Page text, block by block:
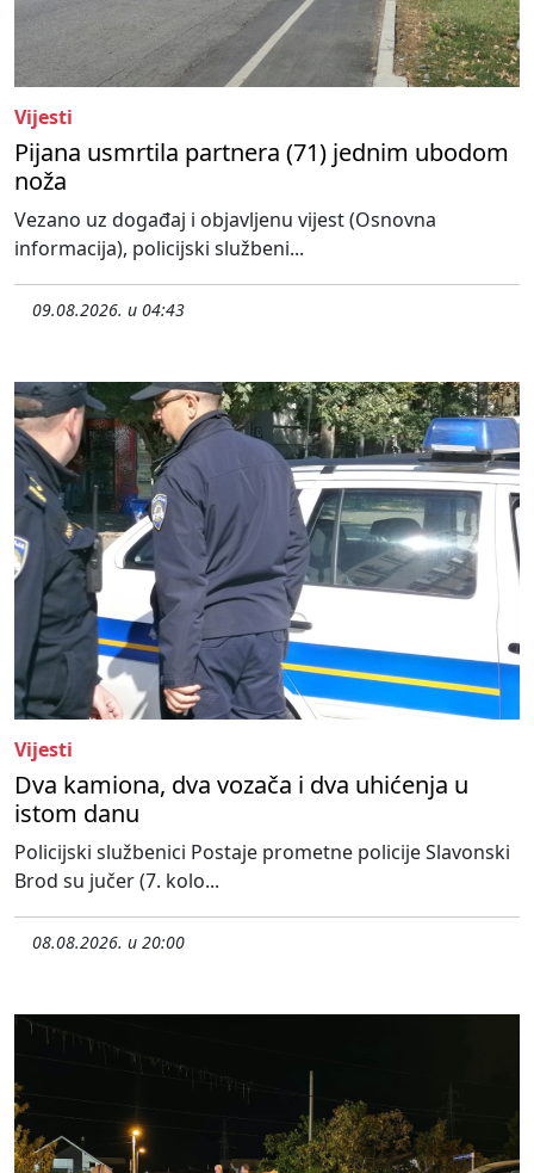
Vijesti
Pijana usmrtila partnera (71) jednim ubodom
noža
Vezano uz događaj i objavljenu vijest (Osnovna
informacija), policijski službeni...
09.08.2026. u 04:43
Vijesti
Dva kamiona, dva vozača i dva uhićenja u
istom danu
Policijski službenici Postaje prometne policije Slavonski
Brod su jučer (7. kolo...
08.08.2026. u 20:00